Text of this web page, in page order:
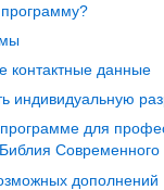
программу?
контактные данные
индивидуальную
для
Современного
дополнений